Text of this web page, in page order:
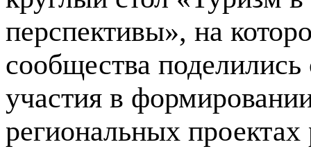
перспективы», на
сообщества
участия в
региональных проектах